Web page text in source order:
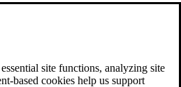
site functions, analyzing site
based cookies help us support